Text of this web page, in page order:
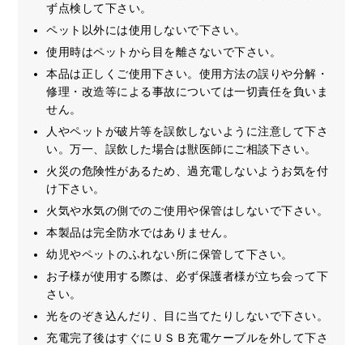
ず点検して下さい。
ペット以外には使用しないで下さい。
使用時はペットから目を離さないで下さい。
本品は正しくご使用下さい。使用方法の誤りや分解・
修理・改造等による事故については一切責任を負いま
せん。
人やペットが破片等を誤飲しないように注意して下さ
い。万一、誤飲した場合は獣医師にご相談下さい。
火災の危険性があるため、過充電しないようお気を付
け下さい。
火気や水気の側でのご使用や保管はしないで下さい。
本製品は完全防水ではありません。
幼児やペットのふれない所に保管して下さい。
お子様が使用する際は、必ず保護者様が立ち会って下
さい。
光をのぞき込んだり、目に当てたりしないで下さい。
充電完了後はすぐにＵＳＢ充電ケーブルを外して下さ